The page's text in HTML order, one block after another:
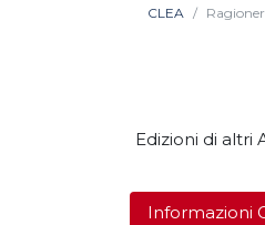
CLEA
Edizioni di altri
Informazioni